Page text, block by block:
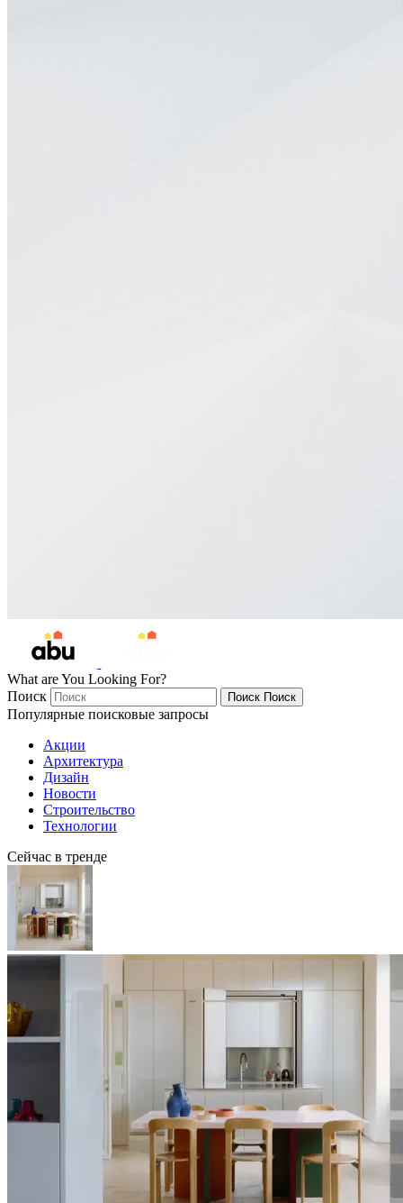
What are You Looking For?
Поиск
Поиск Поиск
Популярные поисковые запросы
Акции
Архитектура
Дизайн
Новости
Строительство
Технологии
Сейчас в тренде